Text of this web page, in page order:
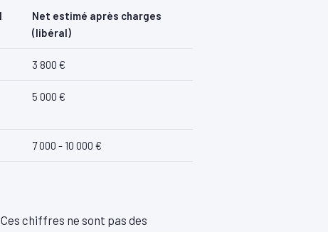
Net estimé après charges
(libéral)
3 800 €
5 000 €
7 000 - 10 000 €
chiffres ne sont pas des